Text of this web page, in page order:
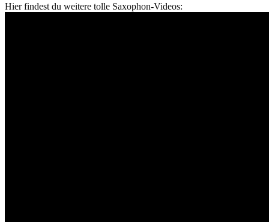
Hier findest du weitere tolle Saxophon-Videos: